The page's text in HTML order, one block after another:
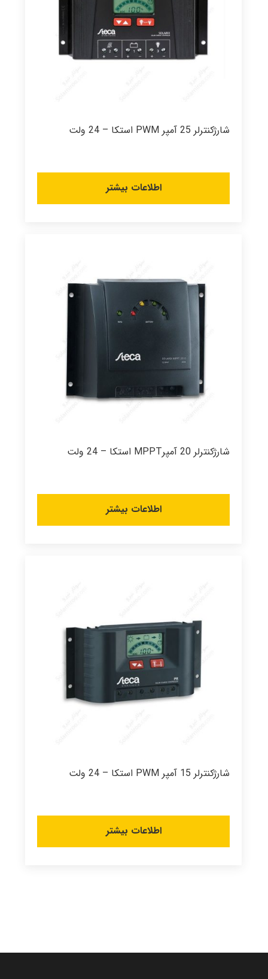
شارژکنترلر 25 آمپر PWM استکا – 24 ولت
اطلاعات بیشتر
شارژکنترلر 20 آمپرMPPT استکا – 24 ولت
اطلاعات بیشتر
شارژکنترلر 15 آمپر PWM استکا – 24 ولت
اطلاعات بیشتر